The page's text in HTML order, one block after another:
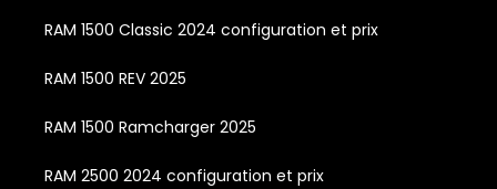
RAM 1500 Classic 2024 configuration et prix
RAM 1500 REV 2025
RAM 1500 Ramcharger 2025
RAM 2500 2024 configuration et prix